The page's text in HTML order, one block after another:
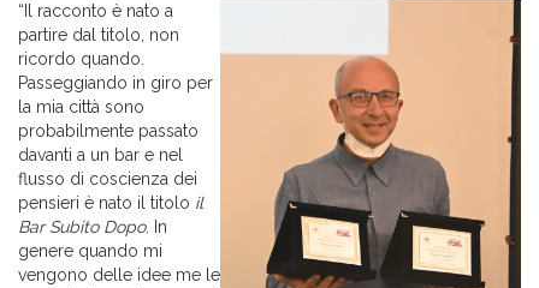
“Il racconto è nato a
partire dal titolo, non
ricordo quando.
Passeggiando in giro per
la mia città sono
probabilmente passato
davanti a un bar e nel
flusso di coscienza dei
pensieri è nato il titolo il
Bar Subito Dopo. In
genere quando mi
vengono delle idee me le